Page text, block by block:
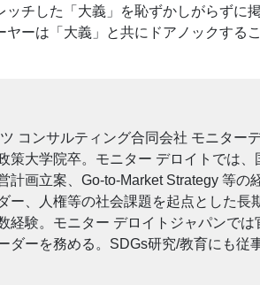
ッチした「大義」を恥ずかしがらずに
ーは「大義」と共にドアノックするこ
コンサルティング合同会社 モニター
策大学院卒。モニター デロイトでは
計画立案、 Go-to-Market Strategy 等の
ー、人権等の社会課題を起点とした長
経験。モニター デロイトジャパンで
ダーを務める。 SDGs研究/教育にも従